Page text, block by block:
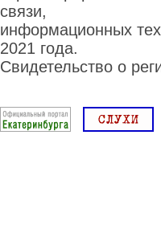
связи,
информационных
2021 года.
Свидетельство о